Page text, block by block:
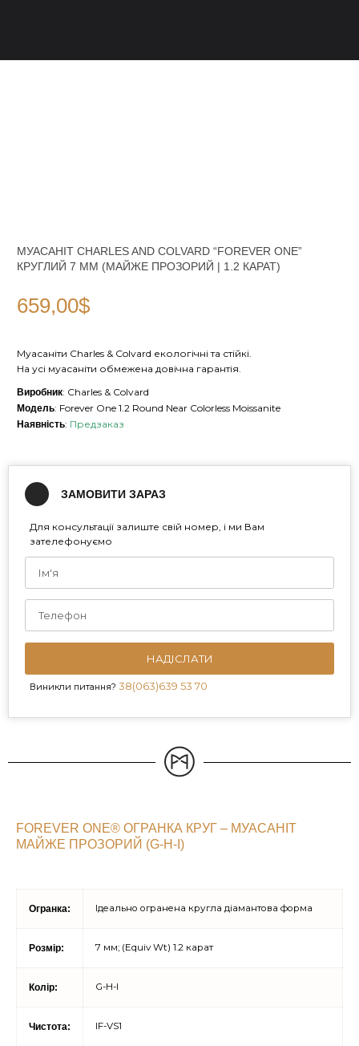
МУАСАНІТ CHARLES AND COLVARD “FOREVER ONE”
КРУГЛИЙ 7 ММ (МАЙЖЕ ПРОЗОРИЙ | 1.2 КАРАТ)
659,00$
Муасаніти Charles & Colvard екологічні та стійкі.
На усі муасаніти обмежена довічна гарантія.
Виробник: Charles & Colvard
Модель: Forever One 1.2 Round Near Colorless Moissanite
Наявність: Предзаказ
ЗАМОВИТИ ЗАРАЗ
Для консультації залиште свій номер, і ми Вам
зателефонуємо
НАДІСЛАТИ
Виникли питання? 38(063)639 53 70
FOREVER ONE® ОГРАНКА КРУГ – МУАСАНІТ
МАЙЖЕ ПРОЗОРИЙ (G-H-I)
Огранка: Ідеально огранена кругла діамантова форма
Розмір: 7 мм; (Equiv Wt) 1.2 карат
Колір: G-H-I
Чистота: IF-VS1